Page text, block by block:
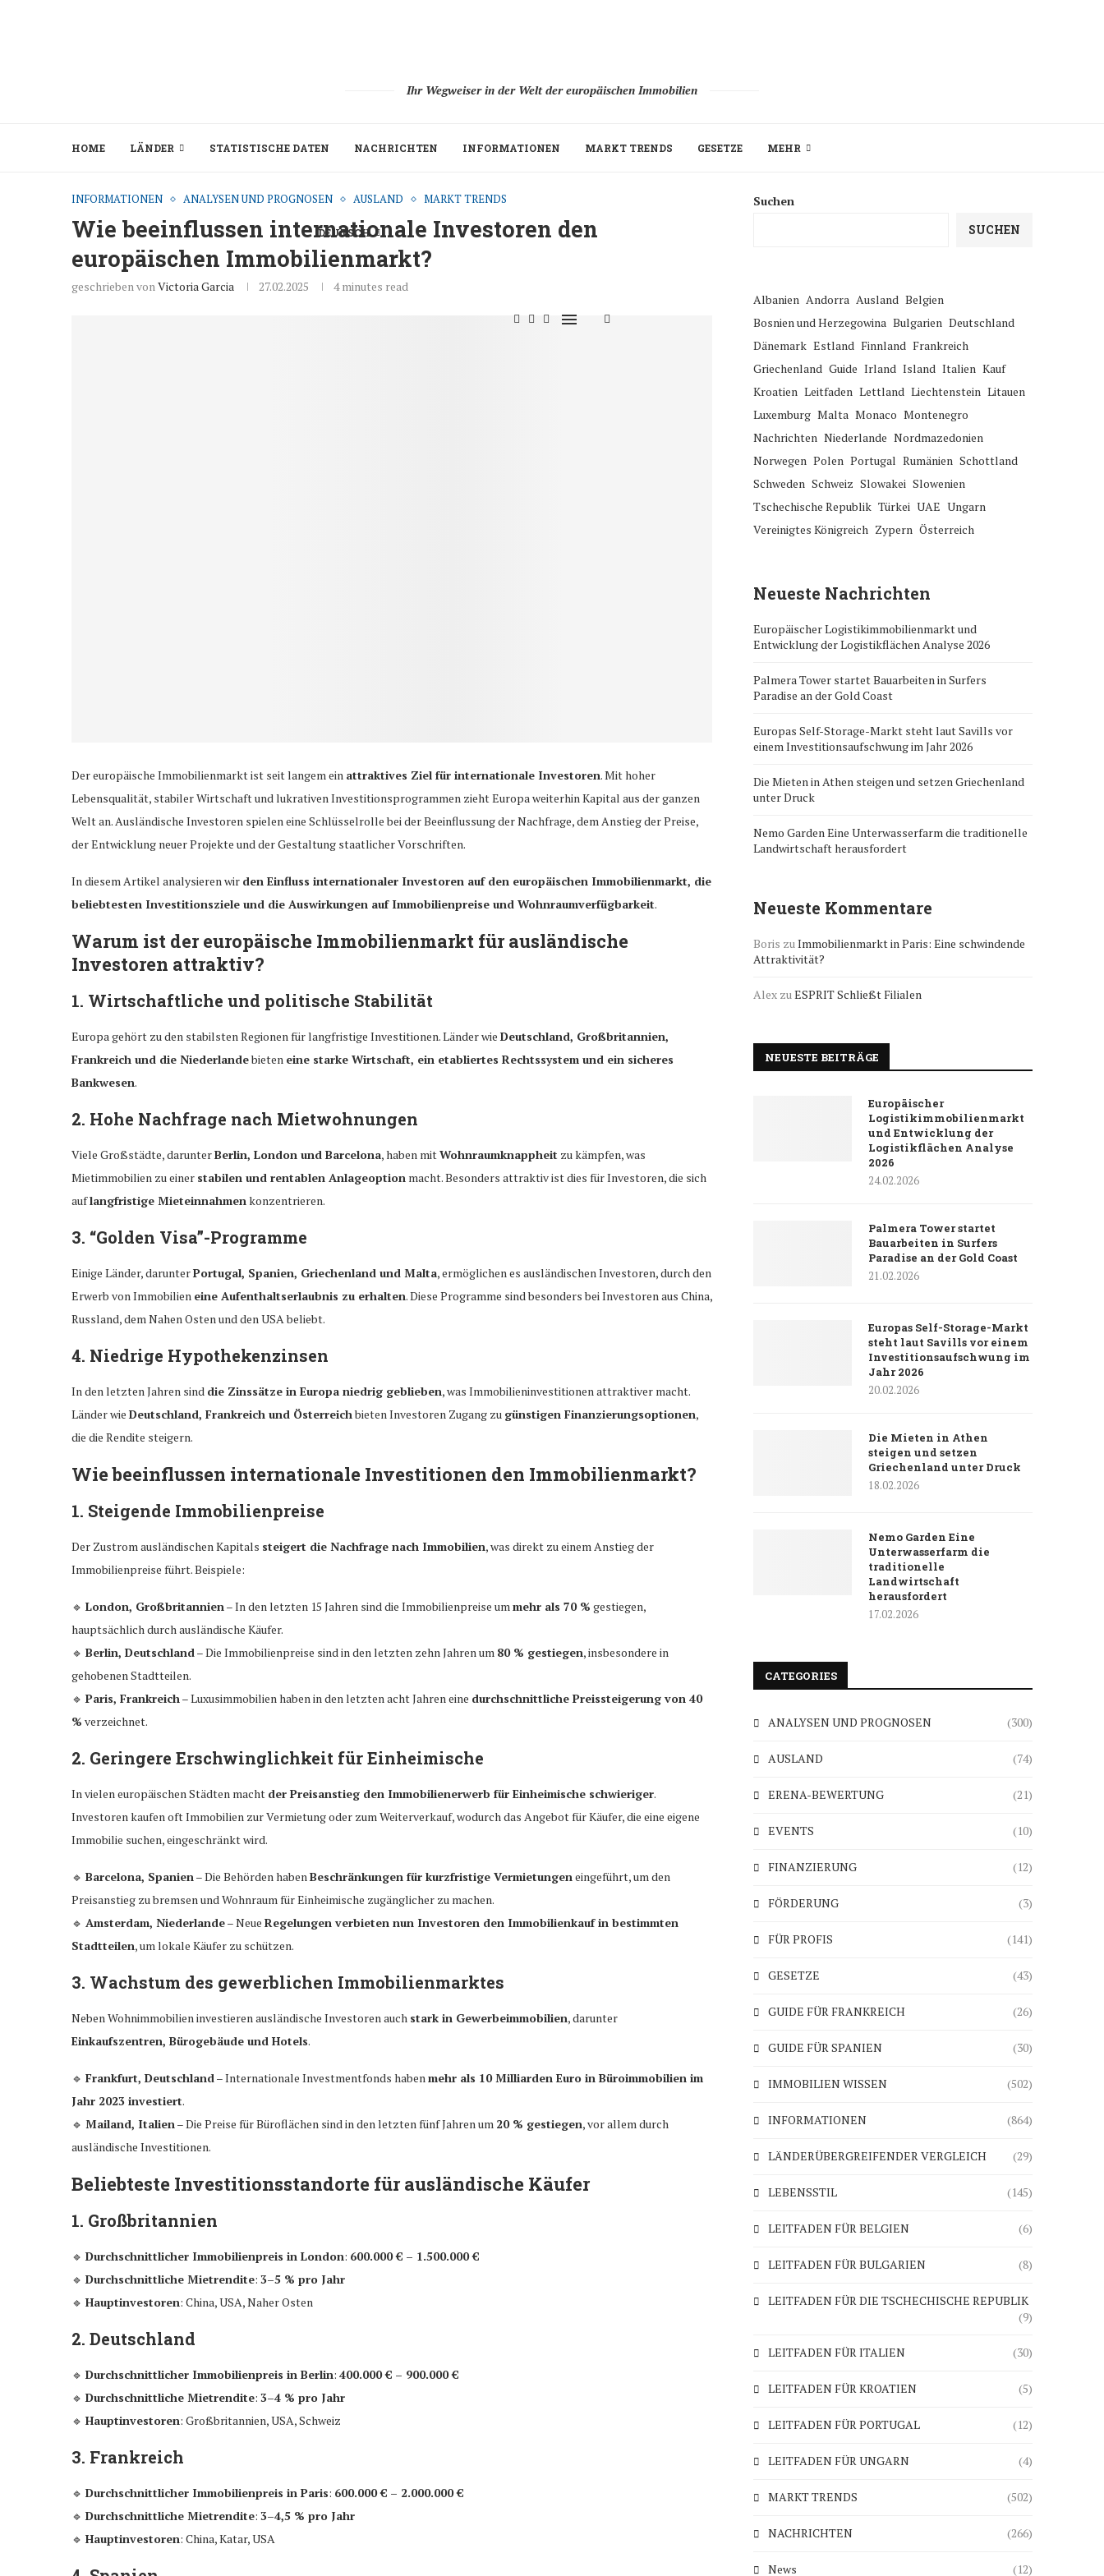
Ihr Wegweiser in der Welt der europäischen Immobilien
HOME LÄNDER STATISTISCHE DATEN NACHRICHTEN INFORMATIONEN MARKT TRENDS GESETZE MEHR
DEUTSCH
INFORMATIONEN ANALYSEN UND PROGNOSEN AUSLAND MARKT TRENDS
Wie beeinflussen internationale Investoren den
europäischen Immobilienmarkt?
geschrieben vonVictoria Garcia 27.02.2025 4 minutes read
Der europäische Immobilienmarkt ist seit langem ein attraktives Ziel für internationale Investoren. Mit hoher
Lebensqualität, stabiler Wirtschaft und lukrativen Investitionsprogrammen zieht Europa weiterhin Kapital aus der ganzen
Welt an. Ausländische Investoren spielen eine Schlüsselrolle bei der Beeinflussung der Nachfrage, dem Anstieg der Preise,
der Entwicklung neuer Projekte und der Gestaltung staatlicher Vorschriften.
In diesem Artikel analysieren wir den Einfluss internationaler Investoren auf den europäischen Immobilienmarkt, die
beliebtesten Investitionsziele und die Auswirkungen auf Immobilienpreise und Wohnraumverfügbarkeit.
Warum ist der europäische Immobilienmarkt für ausländische
Investoren attraktiv?
1. Wirtschaftliche und politische Stabilität
Europa gehört zu den stabilsten Regionen für langfristige Investitionen. Länder wie Deutschland, Großbritannien,
Frankreich und die Niederlandebieten eine starke Wirtschaft, ein etabliertes Rechtssystem und ein sicheres
Bankwesen.
2. Hohe Nachfrage nach Mietwohnungen
Viele Großstädte, darunterBerlin, London und Barcelona, haben mitWohnraumknappheit zu kämpfen, was
Mietimmobilien zu einer stabilen und rentablen Anlageoption macht. Besonders attraktiv ist dies für Investoren, die sich
auflangfristige Mieteinnahmenkonzentrieren.
3. “Golden Visa”-Programme
Einige Länder, darunterPortugal, Spanien, Griechenland und Malta, ermöglichen es ausländischen Investoren, durch den
Erwerb von Immobilien eine Aufenthaltserlaubnis zu erhalten. Diese Programme sind besonders bei Investoren aus China,
Russland, dem Nahen Osten und den USA beliebt.
4. Niedrige Hypothekenzinsen
In den letzten Jahren sind die Zinssätze in Europa niedrig geblieben, was Immobilieninvestitionen attraktiver macht.
Länder wie Deutschland, Frankreich und Österreichbieten Investoren Zugang zu günstigen Finanzierungsoptionen,
die die Rendite steigern.
Wie beeinflussen internationale Investitionen den Immobilienmarkt?
1. Steigende Immobilienpreise
Der Zustrom ausländischen Kapitals steigert die Nachfrage nach Immobilien, was direkt zu einem Anstieg der
Immobilienpreise führt. Beispiele:
🔹 London, Großbritannien– In den letzten 15 Jahren sind die Immobilienpreise ummehr als 70 % gestiegen,
hauptsächlich durch ausländische Käufer.
🔹 Berlin, Deutschland– Die Immobilienpreise sind in den letzten zehn Jahren um 80 % gestiegen, insbesondere in
gehobenen Stadtteilen.
🔹 Paris, Frankreich– Luxusimmobilien haben in den letzten acht Jahren eine durchschnittliche Preissteigerung von 40
% verzeichnet.
2. Geringere Erschwinglichkeit für Einheimische
In vielen europäischen Städten macht der Preisanstieg den Immobilienerwerb für Einheimische schwieriger.
Investoren kaufen oft Immobilien zur Vermietung oder zum Weiterverkauf, wodurch das Angebot für Käufer, die eine eigene
Immobilie suchen, eingeschränkt wird.
🔹 Barcelona, Spanien– Die Behörden habenBeschränkungen für kurzfristige Vermietungeneingeführt, um den
Preisanstieg zu bremsen und Wohnraum für Einheimische zugänglicher zu machen.
🔹 Amsterdam, Niederlande– Neue Regelungen verbieten nun Investoren den Immobilienkauf in bestimmten
Stadtteilen, um lokale Käufer zu schützen.
3. Wachstum des gewerblichen Immobilienmarktes
Neben Wohnimmobilien investieren ausländische Investoren auch stark in Gewerbeimmobilien, darunter
Einkaufszentren, Bürogebäude und Hotels.
🔹 Frankfurt, Deutschland– Internationale Investmentfonds habenmehr als 10 Milliarden Euro in Büroimmobilien im
Jahr 2023 investiert.
🔹 Mailand, Italien– Die Preise für Büroflächen sind in den letzten fünf Jahren um 20 % gestiegen, vor allem durch
ausländische Investitionen.
Beliebteste Investitionsstandorte für ausländische Käufer
1. Großbritannien
🔹 Durchschnittlicher Immobilienpreis in London: 600.000 € – 1.500.000 €
🔹 Durchschnittliche Mietrendite: 3–5 % pro Jahr
🔹 Hauptinvestoren: China, USA, Naher Osten
2. Deutschland
🔹 Durchschnittlicher Immobilienpreis in Berlin: 400.000 € – 900.000 €
🔹 Durchschnittliche Mietrendite: 3–4 % pro Jahr
🔹 Hauptinvestoren: Großbritannien, USA, Schweiz
3. Frankreich
🔹 Durchschnittlicher Immobilienpreis in Paris: 600.000 € – 2.000.000 €
🔹 Durchschnittliche Mietrendite: 3–4,5 % pro Jahr
🔹 Hauptinvestoren: China, Katar, USA
Suchen
SUCHEN
Albanien Andorra Ausland Belgien
Bosnien und Herzegowina Bulgarien Deutschland
Dänemark Estland Finnland Frankreich
Griechenland Guide Irland Island Italien Kauf
Kroatien Leitfaden Lettland Liechtenstein Litauen
Luxemburg Malta Monaco Montenegro
Nachrichten Niederlande Nordmazedonien
Norwegen Polen Portugal Rumänien Schottland
Schweden Schweiz Slowakei Slowenien
Tschechische Republik Türkei UAE Ungarn
Vereinigtes Königreich Zypern Österreich
Neueste Nachrichten
Europäischer Logistikimmobilienmarkt und
Entwicklung der Logistikflächen Analyse 2026
Palmera Tower startet Bauarbeiten in Surfers
Paradise an der Gold Coast
Europas Self-Storage-Markt steht laut Savills vor
einem Investitionsaufschwung im Jahr 2026
Die Mieten in Athen steigen und setzen Griechenland
unter Druck
Nemo Garden Eine Unterwasserfarm die traditionelle
Landwirtschaft herausfordert
Neueste Kommentare
Boris zuImmobilienmarkt in Paris: Eine schwindende
Attraktivität?
Alex zuESPRIT Schließt Filialen
NEUESTE BEITRÄGE
Europäischer
Logistikimmobilienmarkt
und Entwicklung der
Logistikflächen Analyse
2026
24.02.2026
Palmera Tower startet
Bauarbeiten in Surfers
Paradise an der Gold Coast
21.02.2026
Europas Self-Storage-Markt
steht laut Savills vor einem
Investitionsaufschwung im
Jahr 2026
20.02.2026
Die Mieten in Athen
steigen und setzen
Griechenland unter Druck
18.02.2026
Nemo Garden Eine
Unterwasserfarm die
traditionelle
Landwirtschaft
herausfordert
17.02.2026
CATEGORIES
ANALYSEN UND PROGNOSEN (300)
AUSLAND (74)
ERENA-BEWERTUNG (21)
EVENTS (10)
FINANZIERUNG (12)
FÖRDERUNG (3)
FÜR PROFIS (141)
GESETZE (43)
GUIDE FÜR FRANKREICH (26)
GUIDE FÜR SPANIEN (30)
IMMOBILIEN WISSEN (502)
INFORMATIONEN (864)
LÄNDERÜBERGREIFENDER VERGLEICH (29)
LEBENSSTIL (145)
LEITFADEN FÜR BELGIEN (6)
LEITFADEN FÜR BULGARIEN (8)
LEITFADEN FÜR DIE TSCHECHISCHE REPUBLIK
(9)
LEITFADEN FÜR ITALIEN (30)
LEITFADEN FÜR KROATIEN (5)
LEITFADEN FÜR PORTUGAL (12)
LEITFADEN FÜR UNGARN (4)
MARKT TRENDS (502)
NACHRICHTEN (266)
News (12)